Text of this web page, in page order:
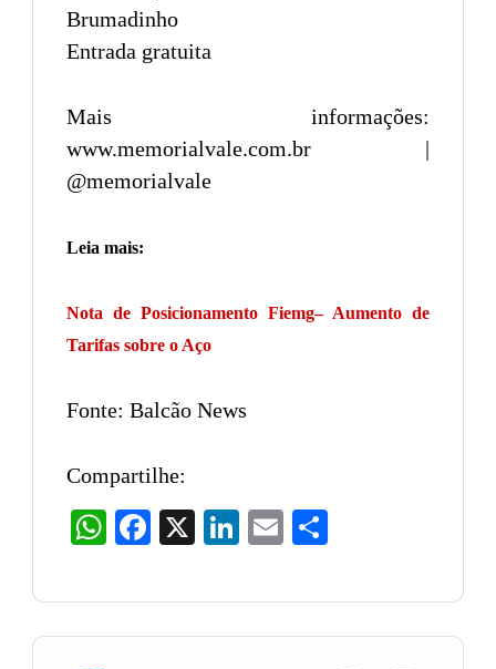
Brumadinho
Entrada gratuita
Mais informações:
www.memorialvale.com.br |
@memorialvale
Leia mais:
Nota de Posicionamento Fiemg– Aumento de
Tarifas sobre o Aço
Fonte: Balcão News
Compartilhe:
WhatsAppFacebook LinkedIn
Email